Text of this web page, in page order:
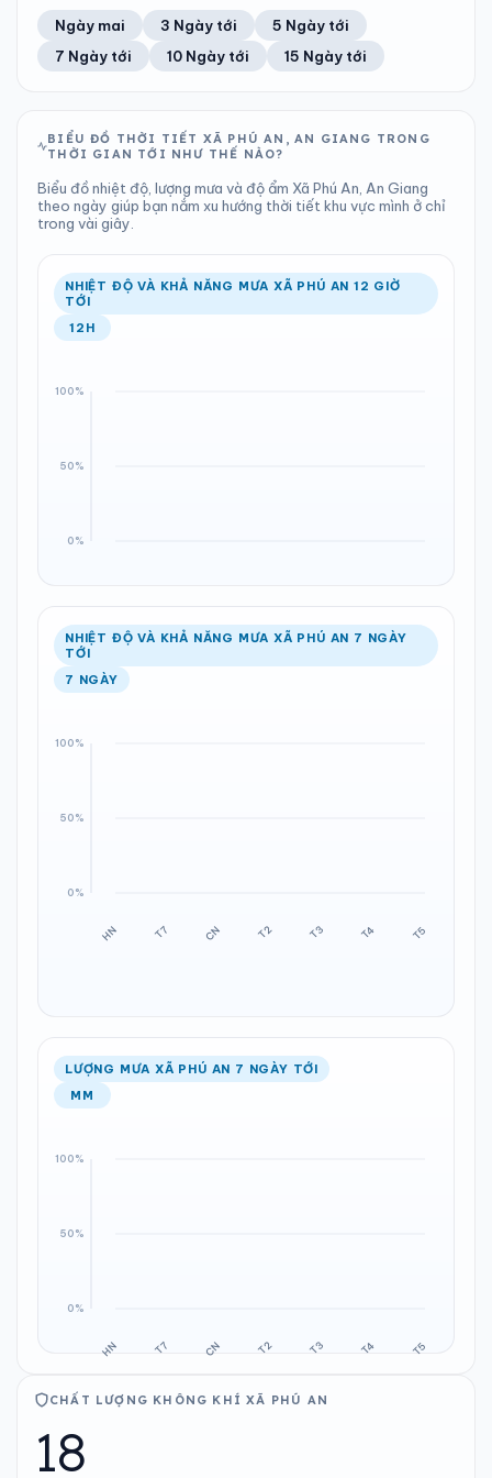
21°C 44%
Khả năng mưa
0.43 mm
Tổng cả ngày
1008 hPa
Bình thường
3
Chỉ số UV
Tốt
Ước lượng
22°C
Ổn định
1%
Khả năng mưa
Trung bình ngày Tốc độ gió
TIA UV TẦM NHÌN
LƯỢNG MƯA
0 mm
Tổng cả ngày
ÁP SUẤT
1007 hPa
Bình thường
Ổn định Khả năng mưa
Ngày mai 3 Ngày tới
5 Ngày tới
7 Ngày tới
10 Ngày tới 15 Ngày tới
BIỂU ĐỒ THỜI TIẾT XÃ PHÚ AN, AN GIANG TRONG
THỜI GIAN TỚI NHƯ THẾ NÀO?
Biểu đồ nhiệt độ, lượng mưa và độ ẩm Xã Phú An, An Giang
theo ngày giúp bạn nắm xu hướng thời tiết khu vực mình ở chỉ
trong vài giây.
NHIỆT ĐỘ VÀ KHẢ NĂNG MƯA XÃ PHÚ AN 12 GIỜ
TỚI
12H
NHIỆT ĐỘ VÀ KHẢ NĂNG MƯA XÃ PHÚ AN 7 NGÀY
TỚI
7 NGÀY
LƯỢNG MƯA XÃ PHÚ AN 7 NGÀY TỚI
MM
CHẤT LƯỢNG KHÔNG KHÍ XÃ PHÚ AN
18